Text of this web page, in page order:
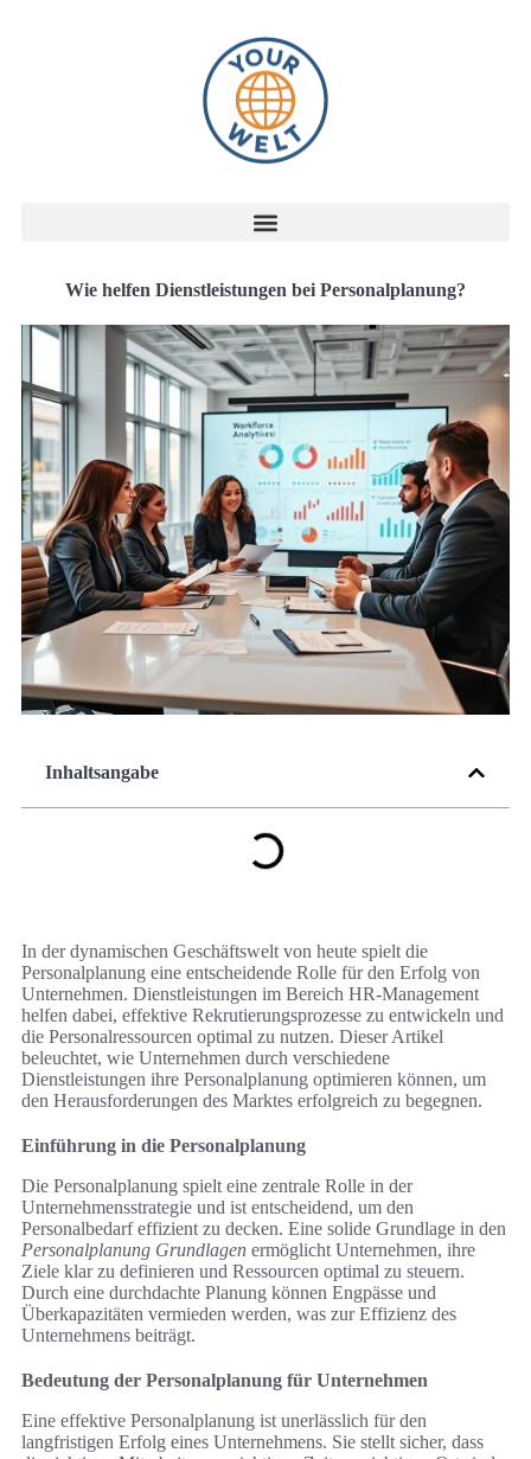
Wie helfen Dienstleistungen bei Personalplanung?
Inhaltsangabe
In der dynamischen Geschäftswelt von heute spielt die
Personalplanung eine entscheidende Rolle für den Erfolg von
Unternehmen. Dienstleistungen im Bereich HR-Management
helfen dabei, effektive Rekrutierungsprozesse zu entwickeln und
die Personalressourcen optimal zu nutzen. Dieser Artikel
beleuchtet, wie Unternehmen durch verschiedene
Dienstleistungen ihre Personalplanung optimieren können, um
den Herausforderungen des Marktes erfolgreich zu begegnen.
Einführung in die Personalplanung
Die Personalplanung spielt eine zentrale Rolle in der
Unternehmensstrategie und ist entscheidend, um den
Personalbedarf effizient zu decken. Eine solide Grundlage in den
Personalplanung Grundlagen ermöglicht Unternehmen, ihre
Ziele klar zu definieren und Ressourcen optimal zu steuern.
Durch eine durchdachte Planung können Engpässe und
Überkapazitäten vermieden werden, was zur Effizienz des
Unternehmens beiträgt.
Bedeutung der Personalplanung für Unternehmen
Eine effektive Personalplanung ist unerlässlich für den
langfristigen Erfolg eines Unternehmens. Sie stellt sicher, dass